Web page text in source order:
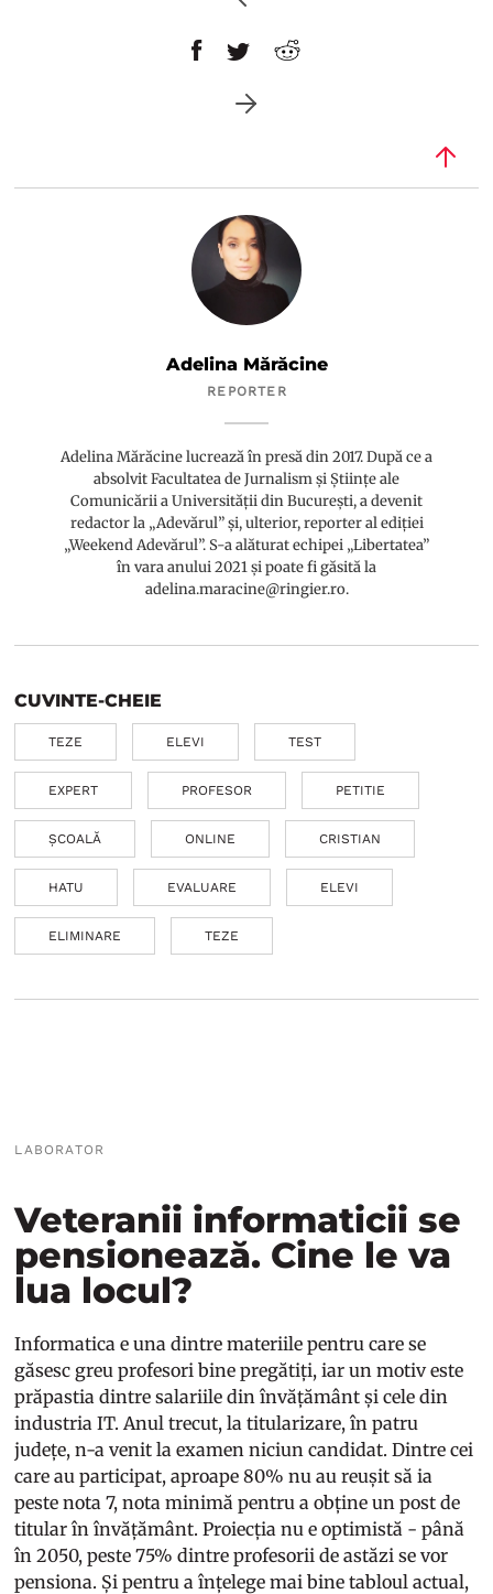
Adelina Mărăcine
REPORTER
Adelina Mărăcine lucrează în presă din 2017. După ce a
absolvit Facultatea de Jurnalism și Științe ale
Comunicării a Universității din București, a devenit
redactor la „Adevărul” și, ulterior, reporter al ediției
„Weekend Adevărul”. S-a alăturat echipei „Libertatea”
în vara anului 2021 și poate fi găsită la
adelina.maracine@ringier.ro.
CUVINTE-CHEIE
TEZE ELEVI TEST
EXPERT PROFESOR PETITIE
ȘCOALĂ ONLINE CRISTIAN
HATU EVALUARE ELEVI
ELIMINARE TEZE
LABORATOR
Veteranii informaticii se
pensionează. Cine le va
lua locul?
Informatica e una dintre materiile pentru care se
găsesc greu profesori bine pregătiți, iar un motiv este
prăpastia dintre salariile din învățământ și cele din
industria IT. Anul trecut, la titularizare, în patru
județe, n-a venit la examen niciun candidat. Dintre cei
care au participat, aproape 80% nu au reușit să ia
peste nota 7, nota minimă pentru a obține un post de
titular în învățământ. Proiecția nu e optimistă - până
în 2050, peste 75% dintre profesorii de astăzi se vor
pensiona. Și pentru a înțelege mai bine tabloul actual,